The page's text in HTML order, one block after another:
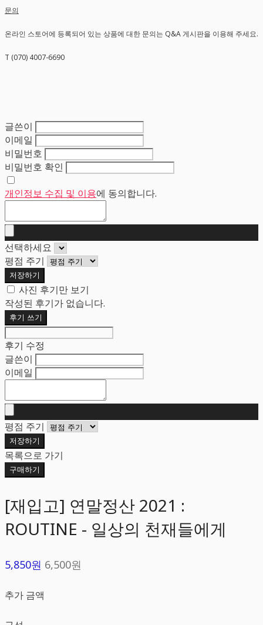
문의
온라인 스토어에 등록되어 있는 상품에 대한 문의는 Q&A 게시판을 이용해 주세요.
T (070) 4007-6690
글쓴이
이메일
비밀번호
비밀번호 확인
개인정보 수집 및 이용에 동의합니다.
선택하세요
평점 주기
저장하기
사진 후기만 보기
작성된 후기가 없습니다.
후기 쓰기
후기 수정
글쓴이
이메일
평점 주기
저장하기
목록으로 가기
구매하기
[재입고] 연말정산 2021 :
ROUTINE - 일상의 천재들에게
5,850원 6,500원
추가 금액